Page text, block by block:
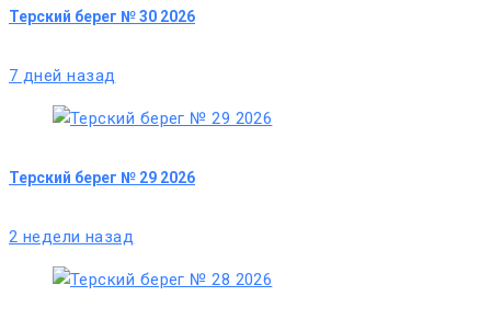
Терский берег № 30 2026
7 дней назад
Терский берег № 29 2026
2 недели назад